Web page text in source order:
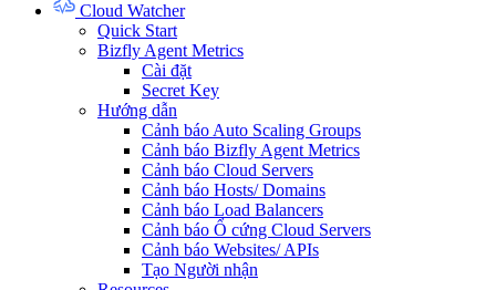
Cloud Watcher
Quick Start
Bizfly Agent Metrics
Cài đặt
Secret Key
Hướng dẫn
Cảnh báo Auto Scaling Groups
Cảnh báo Bizfly Agent Metrics
Cảnh báo Cloud Servers
Cảnh báo Hosts/ Domains
Cảnh báo Load Balancers
Cảnh báo Ổ cứng Cloud Servers
Cảnh báo Websites/ APIs
Tạo Người nhận